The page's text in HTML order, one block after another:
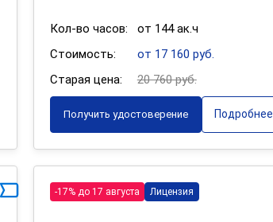
Кол-во часов:
от 144 ак.ч
Стоимость:
от 17 160 руб.
Старая цена:
20 760 руб.
Получить удостоверение Подробнее
-17% до 17 августа Лицензия